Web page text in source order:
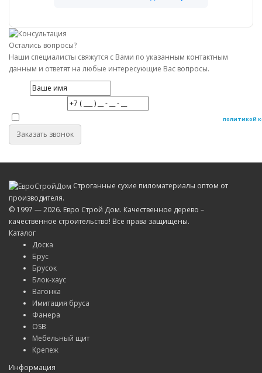
Остались вопросы?
Наши специалисты свяжутся с Вами по указанным контактным
данным и ответят на любые интересующие Вас вопросы.
Даю согласие на обработку персональных данных в соответствие сполитикой
Заказать звонок
Строганные сухие пиломатериалы оптом от
производителя.
© 1997 — 2026. Евро Строй Дом. Качественное дерево –
качественное строительство! Все права защищены.
Каталог
Доска
Брус
Брусок
Блок-хаус
Вагонка
Имитация бруса
Фанера
OSB
Мебельный щит
Крепеж
Информация